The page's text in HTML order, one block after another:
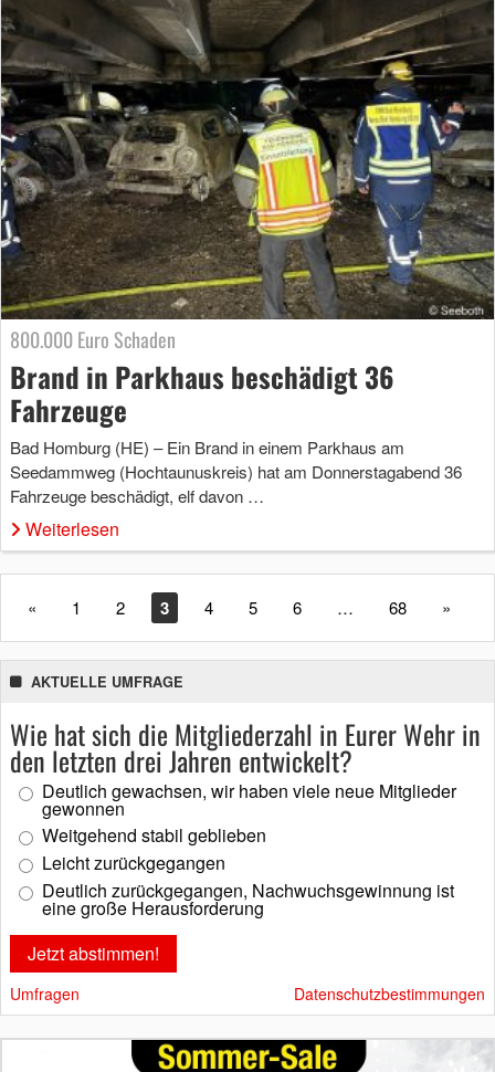
800.000 Euro Schaden
Brand in Parkhaus beschädigt 36
Fahrzeuge
Bad Homburg (HE) – Ein Brand in einem Parkhaus am
Seedammweg (Hochtaunuskreis) hat am Donnerstagabend 36
Fahrzeuge beschädigt, elf davon …
Weiterlesen
« 1 2 3 4 5 6 … 68 »
AKTUELLE UMFRAGE
Wie hat sich die Mitgliederzahl in Eurer Wehr in
den letzten drei Jahren entwickelt?
Deutlich gewachsen, wir haben viele neue Mitglieder
gewonnen
Weitgehend stabil geblieben
Leicht zurückgegangen
Deutlich zurückgegangen, Nachwuchsgewinnung ist
eine große Herausforderung
Umfragen Datenschutzbestimmungen